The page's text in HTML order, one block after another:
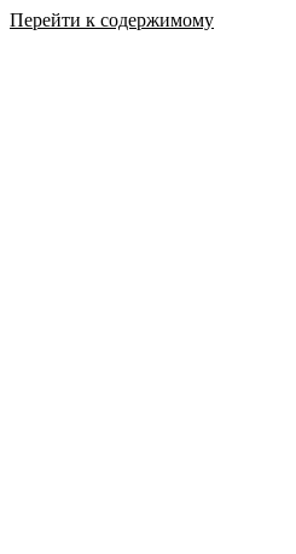
Перейти к содержимому